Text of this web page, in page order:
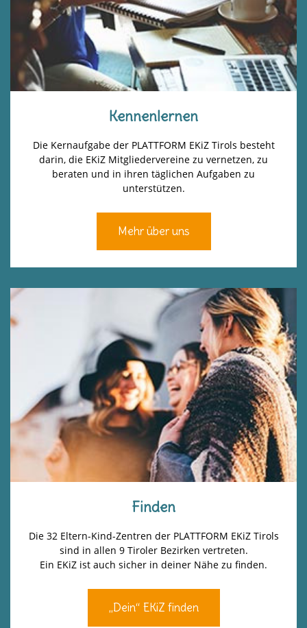
Kennenlernen
Die Kernaufgabe der PLATTFORM EKiZ Tirols besteht
darin, die EKiZ Mitgliedervereine zu vernetzen, zu
beraten und in ihren täglichen Aufgaben zu
unterstützen.
Mehr über uns
Finden
Die 32 Eltern-Kind-Zentren der PLATTFORM EKiZ Tirols
sind in allen 9 Tiroler Bezirken vertreten.
Ein EKiZ ist auch sicher in deiner Nähe zu finden.
„Dein“ EKiZ finden